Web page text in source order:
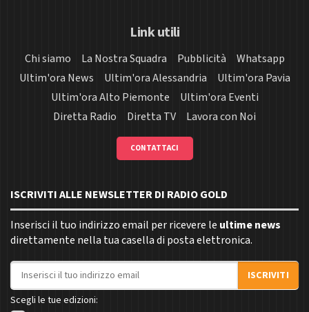
Link utili
Chi siamo La Nostra Squadra Pubblicità
Whatsapp
Ultim'ora News
Ultim'ora Alessandria
Ultim'ora Pavia
Ultim'ora Alto Piemonte
Ultim'ora Eventi
Diretta Radio
Diretta TV Lavora con Noi
CONTATTACI
ISCRIVITI ALLE NEWSLETTER DI RADIO GOLD
Inserisci il tuo indirizzo email per ricevere le ultime news
direttamente nella tua casella di posta elettronica.
Indirizzo email
ISCRIVITI
Scegli le tue edizioni: